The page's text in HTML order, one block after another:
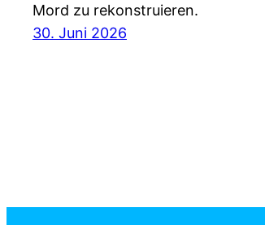
Mord zu rekonstruieren.
30. Juni 2026